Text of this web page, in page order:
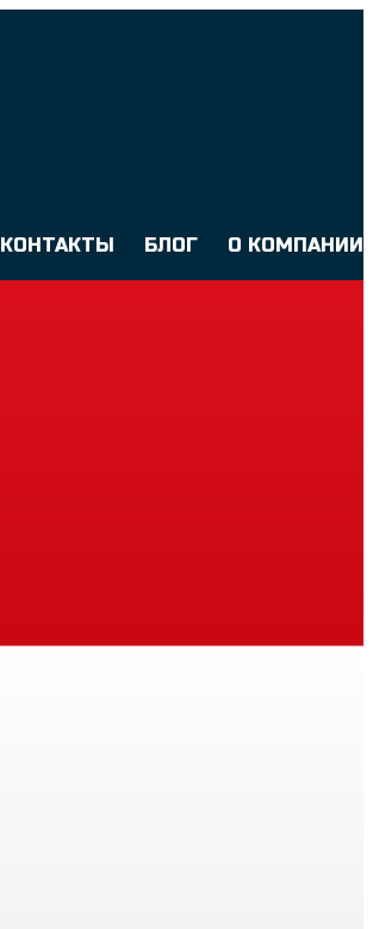
КОНТАКТЫ БЛОГ О КОМПАНИИ